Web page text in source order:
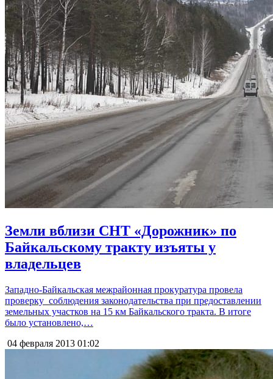
Земли вблизи СНТ «Дорожник» по
Байкальскому тракту изъяты у
владельцев
Западно-Байкальская межрайонная прокуратура провела
проверку соблюдения законодательства при предоставлении
земельных участков на 15 км Байкальского тракта. В итоге
было установлено,…
04 февраля 2013 01:02